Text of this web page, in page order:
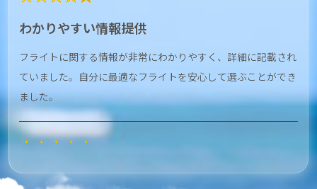
わかりやすい情報提供
フライトに関する情報が非常にわかりやすく、詳細に記載され
ていました。自分に最適なフライトを安心して選ぶことができ
ました。
★★★★★
安さ・お得